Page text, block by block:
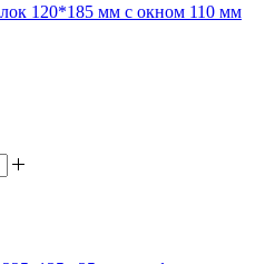
120*185 мм с окном 110 мм